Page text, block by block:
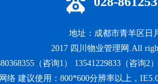
地址：成都市青羊区日
2017 四川物业管理网 .All
（咨询1） 13541229833（咨询2
络 建议使用：800*600分辨率以上，